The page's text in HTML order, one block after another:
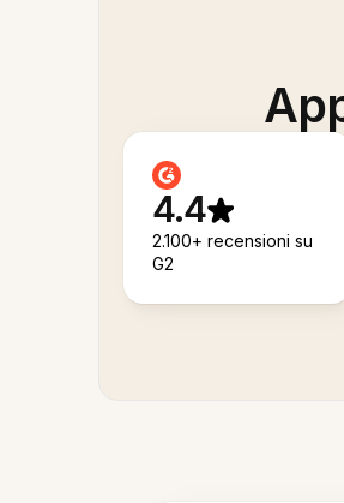
4.4
2.100+ recensioni su
G2